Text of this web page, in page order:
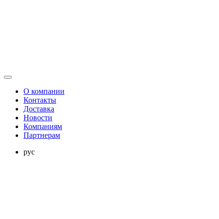
О компании
Контакты
Доставка
Новости
Компаниям
Партнерам
рус